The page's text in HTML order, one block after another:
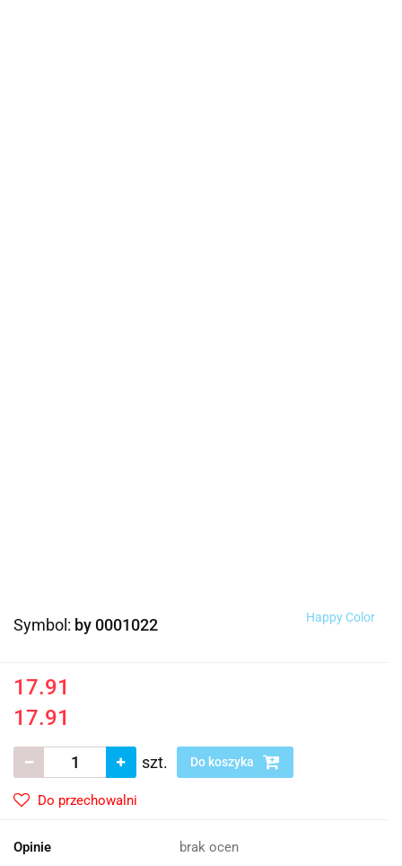
Symbol: by 0001022 Happy Color
17.91
17.91
szt. Do koszyka
Do przechowalni
Opinie
brak ocen